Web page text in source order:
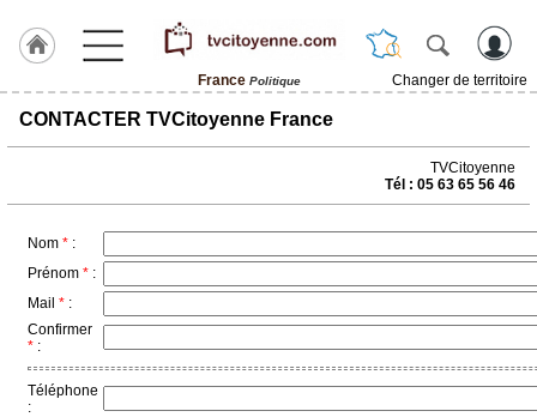
France Politique
Changer de territoire
Accueil
Gazette
CONTACTER TVCitoyenne France
TVCitoyenne
Tél : 05 63 65 56 46
Nom * :
Prénom * :
Mail * :
Confirmer
* :
Téléphone
: